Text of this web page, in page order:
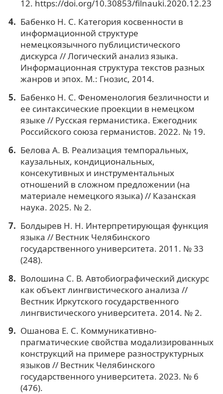
12. https://doi.org/10.30853/filnauki.2020.12.23
Бабенко Н. С. Категория косвенности в
информационной структуре
немецкоязычного публицистического
дискурса // Логический анализ языка.
Информационная структура текстов разных
жанров и эпох. М.: Гнозис, 2014.
Бабенко Н. С. Феноменология безличности и
ее синтаксические проекции в немецком
языке // Русская германистика. Ежегодник
Российского союза германистов. 2022. № 19.
Белова А. В. Реализация темпоральных,
каузальных, кондициональных,
консекутивных и инструментальных
отношений в сложном предложении (на
материале немецкого языка) // Казанская
наука. 2025. № 2.
Болдырев Н. Н. Интерпретирующая функция
языка // Вестник Челябинского
государственного университета. 2011. № 33
(248).
Волошина С. В. Автобиографический дискурс
как объект лингвистического анализа //
Вестник Иркутского государственного
лингвистического университета. 2014. № 2.
Ошанова Е. С. Коммуникативно-
прагматические свойства модализированных
конструкций на примере разноструктурных
языков // Вестник Челябинского
государственного университета. 2023. № 6
(476).